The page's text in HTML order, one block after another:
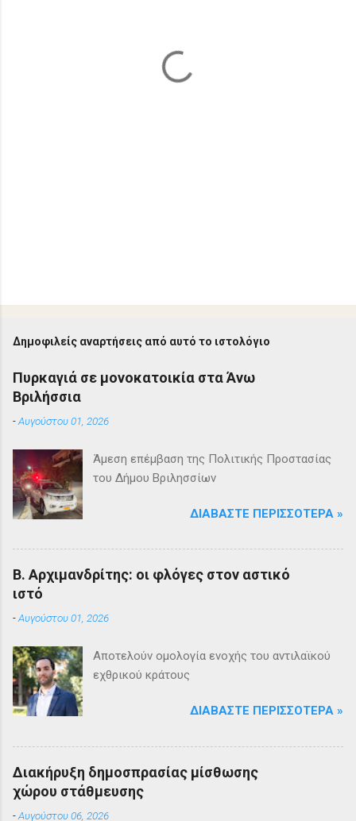
Δημοφιλείς αναρτήσεις από αυτό το ιστολόγιο
Πυρκαγιά σε μονοκατοικία στα Άνω
Βριλήσσια
-Αυγούστου 01, 2026
Άμεση επέμβαση της Πολιτικής Προστασίας
του Δήμου Βριλησσίων
ΔΙΑΒΆΣΤΕ ΠΕΡΙΣΣΌΤΕΡΑ »
Β. Αρχιμανδρίτης: οι φλόγες στον αστικό
ιστό
-Αυγούστου 01, 2026
Αποτελούν ομολογία ενοχής του αντιλαϊκού
εχθρικού κράτους
ΔΙΑΒΆΣΤΕ ΠΕΡΙΣΣΌΤΕΡΑ »
Διακήρυξη δημοσπρασίας μίσθωσης
χώρου στάθμευσης
-Αυγούστου 06, 2026